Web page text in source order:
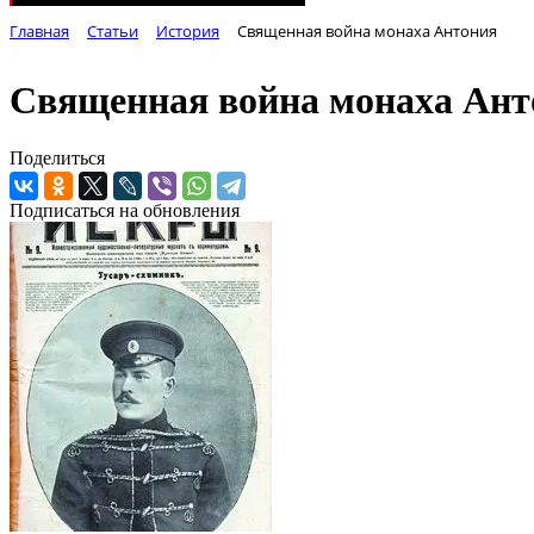
Главная Статьи История Священная война монаха Антония
Священная война монаха
Поделиться
Подписаться на обновления